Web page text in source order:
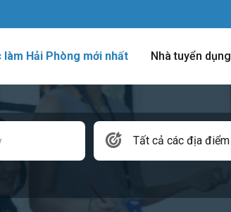
làm Hải Phòng mới nhất Nhà tuyển dụng
Tất cả các địa điểm